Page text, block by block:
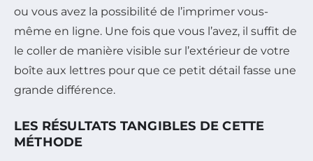
ou vous avez la possibilité de l’imprimer vous-
même en ligne. Une fois que vous l’avez, il suffit de
le coller de manière visible sur l’extérieur de votre
boîte aux lettres pour que ce petit détail fasse une
grande différence.
LES RÉSULTATS TANGIBLES DE CETTE
MÉTHODE